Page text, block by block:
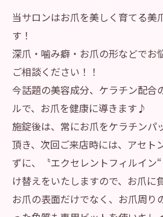
当サロンはお爪を美しく育てる美
す！
深爪・噛み癖・お爪の形などでお
ご相談ください！！
今話題の美容成分、ケラチン配合
ルで、お爪を健康に導きます♪
施錠後は、常にお爪をケラチンパ
頂き、次回ご来店時には、アセト
ずに、〝エクセレントフィルイン
け替えをいたしますので、お爪に
お爪の表面だけでなく、お爪周り